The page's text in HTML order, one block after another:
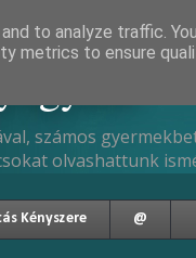
számos
olvashattunk
Kényszere @
to analyze traffic.
metrics to ensure